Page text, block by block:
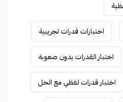
اختبارات قدرات تجريبية
اختبار القدرات بدون صعوبة
اختبار قدرات لفظي مع الحل